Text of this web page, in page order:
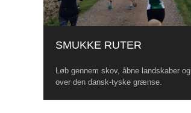
SMUKKE RUTER
Løb gennem skov, åbne landskaber og
over den dansk-tyske grænse.